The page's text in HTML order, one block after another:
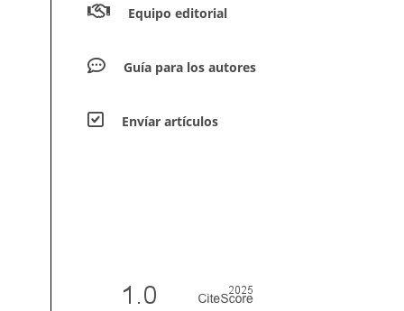
Equipo editorial
Guía para los autores
Envíar artículos